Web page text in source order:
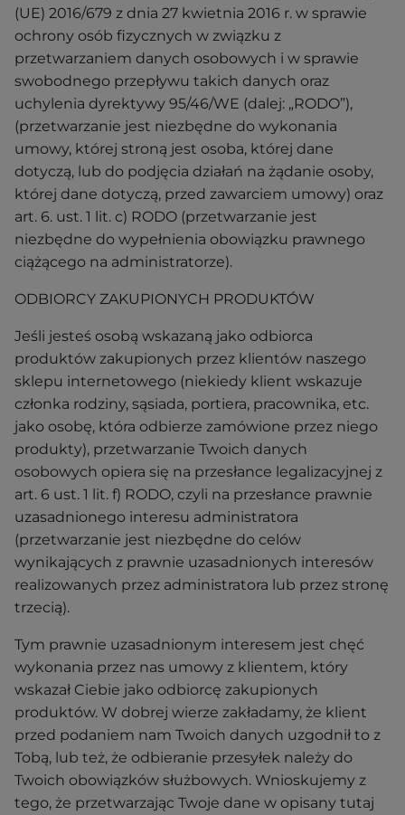
(UE) 2016/679 z dnia 27 kwietnia 2016 r. w sprawie
ochrony osób fizycznych w związku z
przetwarzaniem danych osobowych i w sprawie
swobodnego przepływu takich danych oraz
uchylenia dyrektywy 95/46/WE (dalej: „RODO”),
(przetwarzanie jest niezbędne do wykonania
umowy, której stroną jest osoba, której dane
dotyczą, lub do podjęcia działań na żądanie osoby,
której dane dotyczą, przed zawarciem umowy) oraz
art. 6. ust. 1 lit. c) RODO (przetwarzanie jest
niezbędne do wypełnienia obowiązku prawnego
ciążącego na administratorze).
ODBIORCY ZAKUPIONYCH PRODUKTÓW
Jeśli jesteś osobą wskazaną jako odbiorca
produktów zakupionych przez klientów naszego
sklepu internetowego (niekiedy klient wskazuje
członka rodziny, sąsiada, portiera, pracownika, etc.
jako osobę, która odbierze zamówione przez niego
produkty), przetwarzanie Twoich danych
osobowych opiera się na przesłance legalizacyjnej z
art. 6 ust. 1 lit. f) RODO, czyli na przesłance prawnie
uzasadnionego interesu administratora
(przetwarzanie jest niezbędne do celów
wynikających z prawnie uzasadnionych interesów
realizowanych przez administratora lub przez stronę
trzecią).
Tym prawnie uzasadnionym interesem jest chęć
wykonania przez nas umowy z klientem, który
wskazał Ciebie jako odbiorcę zakupionych
produktów. W dobrej wierze zakładamy, że klient
przed podaniem nam Twoich danych uzgodnił to z
Tobą, lub też, że odbieranie przesyłek należy do
Twoich obowiązków służbowych. Wnioskujemy z
tego, że przetwarzając Twoje dane w opisany tutaj